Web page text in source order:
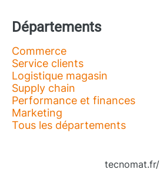
Départements
Commerce
Service clients
Logistique magasin
Supply chain
Performance et finances
Marketing
Tous les départements
tecnomat.fr/